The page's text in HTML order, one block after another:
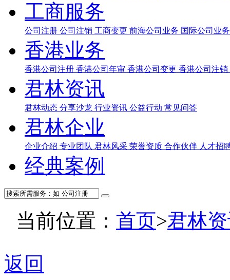
工商服务
公司注册 公司注销 工商变更 前海公司业务 国际公司业
香港业务
香港公司注册 香港公司年审 香港公司变更 香港公司注销
君林资讯
君林动态 分享沙龙 行业资讯 公益行动 常见问答
君林企业
企业介绍 专业团队 君林风采 荣誉资质 合作伙伴 人才招
经典案例
当前位置： 首页>君林
返回